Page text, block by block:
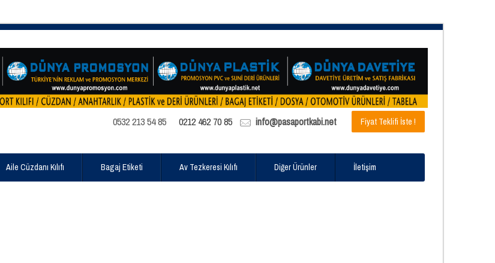
0532 213 54 85 0212 462 70 85 info@pasaportkabi.net Fiyat Teklifi İste !
Aile Cüzdanı Kılıfı Bagaj Etiketi Av Tezkeresi Kılıfı Diğer Ürünler İletişim